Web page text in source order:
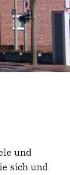
und
sich und